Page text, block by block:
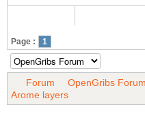
Page : 1
Forum OpenGribs Forum
Arome layers